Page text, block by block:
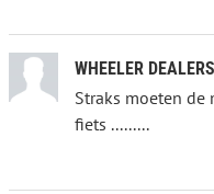
WHEELER DEALERS
Straks moeten de
fiets .........